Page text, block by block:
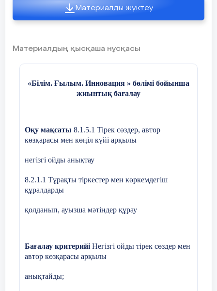
Бағалау критерийі
Мәтінді түсінеді,
мәтінге сәйкес суретті
Әріп тізбегі бойынша
Сөйлемдерді сурет
толықтырып жаза
Барлығы
Сурет бойынша екі сөйлем жаз. (Напиши 2
предложения по картинкам)
Материалды жүктеу
Материалдың қысқаша нұсқасы
«Білім. Ғылым. Инновация » бөлімі бойынша
жиынтық бағалау
Оқу мақсаты 8.1.5.1 Тірек сөздер, автор
көзқарасы мен көңіл күйі арқылы
негізгі ойды анықтау
8.2.1.1 Тұрақты тіркестер мен көркемдегіш
құралдарды
қолданып, ауызша мәтіндер құрау
Бағалау критерийі Негізгі ойды тірек сөздер мен
автор көзқарасы арқылы
анықтайды;